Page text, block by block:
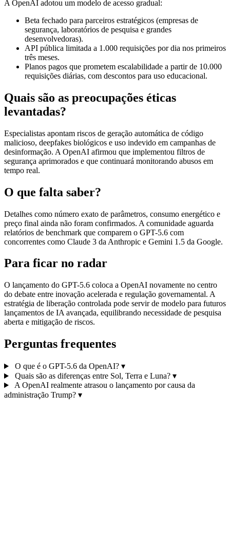
A OpenAI adotou um modelo de acesso gradual:
Beta fechado para parceiros estratégicos (empresas de
segurança, laboratórios de pesquisa e grandes
desenvolvedoras).
API pública limitada a 1.000 requisições por dia nos primeiros
três meses.
Planos pagos que prometem escalabilidade a partir de 10.000
requisições diárias, com descontos para uso educacional.
Quais são as preocupações éticas
levantadas?
Especialistas apontam riscos de geração automática de código
malicioso, deepfakes biológicos e uso indevido em campanhas de
desinformação. A OpenAI afirmou que implementou filtros de
segurança aprimorados e que continuará monitorando abusos em
tempo real.
O que falta saber?
Detalhes como número exato de parâmetros, consumo energético e
preço final ainda não foram confirmados. A comunidade aguarda
relatórios de benchmark que comparem o GPT-5.6 com
concorrentes como Claude 3 da Anthropic e Gemini 1.5 da Google.
Para ficar no radar
O lançamento do GPT-5.6 coloca a OpenAI novamente no centro
do debate entre inovação acelerada e regulação governamental. A
estratégia de liberação controlada pode servir de modelo para futuros
lançamentos de IA avançada, equilibrando necessidade de pesquisa
aberta e mitigação de riscos.
Perguntas frequentes
O que é o GPT-5.6 da OpenAI? ▾
Quais são as diferenças entre Sol, Terra e Luna? ▾
A OpenAI realmente atrasou o lançamento por causa da
administração Trump? ▾